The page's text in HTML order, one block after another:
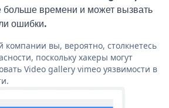
времени и может вызвать
ошибки.
вы, вероятно, столкнетесь
поскольку хакеры могут
Video gallery vimeo уязвимости в